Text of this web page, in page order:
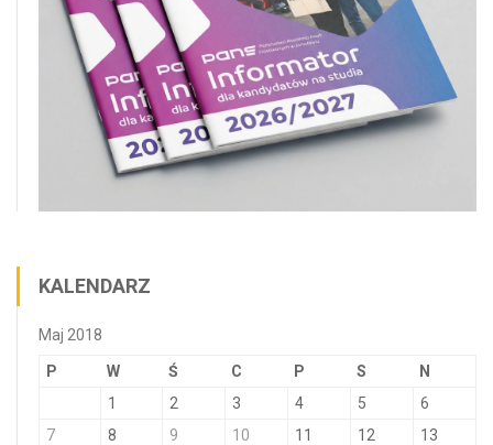
KALENDARZ
Maj 2018
P W Ś C P S
N
1
2 3 4 5
6
7
8 9 10 11 12 13